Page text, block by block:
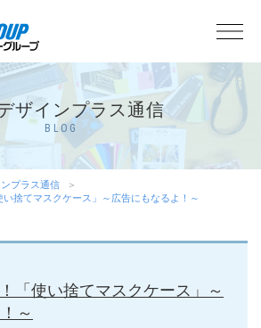
ザインプラス通信
BLOG
プラス通信
捨てマスクケース」～広告にもなるよ！～
「使い捨てマスクケース」～
～